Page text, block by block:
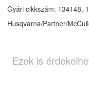
Gyári cikkszám: 134148,
Husqvarna/Partner/
Ezek is